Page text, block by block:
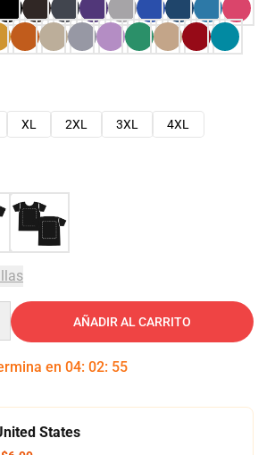
XL 2XL 3XL
4XL
AÑADIR AL CARRITO
en 04: 02: 54
States